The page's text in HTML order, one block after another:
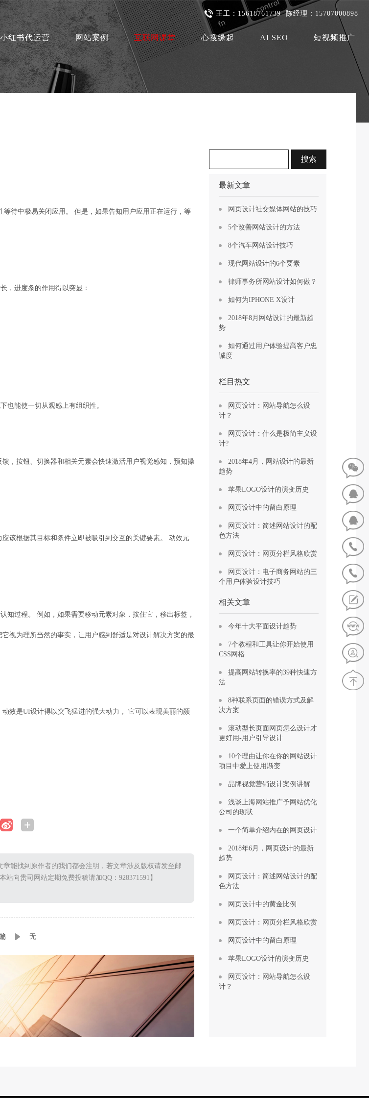
王工：15618761739 陈经理：15707000898
小红书代运营 网站案例 互联网课堂 心搜缘起 AI SEO 短视频推广
待中极易关闭应用。 但是，如果告知用户应用正在运行，等
，进度条的作用得以突显：
也能使一切从观感上有组织性。
，按钮、切换器和相关元素会快速激活用户视觉感知，预知操
该根据其目标和条件立即被吸引到交互的关键要素。 动效元
知过程。 例如，如果需要移动元素对象，按住它，移出标签，
视为理所当然的事实，让用户感到舒适是对设计解决方案的最
效是UI设计得以突飞猛进的强大动力， 它可以表现美丽的颜
能找到原作者的我们都会注明，若文章涉及版权请发至邮
向贵司网站定期免费投稿请加QQ：928371591】
无
最新文章
网页设计社交媒体网站的技巧
5个改善网站设计的方法
8个汽车网站设计技巧
现代网站设计的6个要素
律师事务所网站设计如何做？
如何为IPHONE X设计
2018年8月网站设计的最新趋
势
如何通过用户体验提高客户忠
诚度
栏目热文
网页设计：网站导航怎么设
计？
网页设计：什么是极简主义设
计?
2018年4月，网站设计的最新
趋势
苹果LOGO设计的演变历史
网页设计中的留白原理
网页设计：简述网站设计的配
色方法
网页设计：网页分栏风格欣赏
网页设计：电子商务网站的三
个用户体验设计技巧
相关文章
今年十大平面设计趋势
7个教程和工具让你开始使用
CSS网格
提高网站转换率的39种快速方
法
8种联系页面的错误方式及解
决方案
滚动型长页面网页怎么设计才
更好用-用户引导设计
10个理由让你在你的网站设计
项目中爱上使用渐变
品牌视觉营销设计案例讲解
浅谈上海网站推广予网站优化
公司的现状
一个简单介绍内在的网页设计
2018年6月，网页设计的最新
趋势
网页设计：简述网站设计的配
色方法
网页设计中的黄金比例
网页设计：网页分栏风格欣赏
网页设计中的留白原理
苹果LOGO设计的演变历史
网页设计：网站导航怎么设
计？